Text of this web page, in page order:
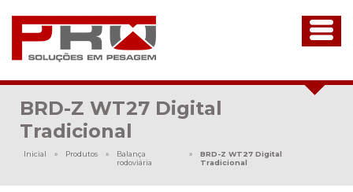
BRD-Z WT27 Digital
Tradicional
Inicial » Produtos »
Balança
rodoviária
»
BRD-Z WT27 Digital
Tradicional